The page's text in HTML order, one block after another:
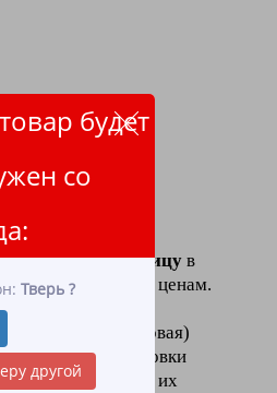
будет
со
Тверь ?
другой
( со втулкой );
метров .
оптом и в розницу в
по низким ценам.
полиэтиленовая)
для упаковки
цельюсохранения
их